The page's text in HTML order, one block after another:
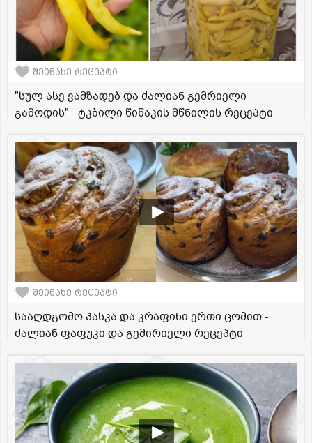
შეინახე რეცეპტი
"სულ ასე ვამზადებ და ძალიან გემრიელი
გამოდის" - ტკბილი წიწაკის მწნილის რეცეპტი
შეინახე რეცეპტი
სააღდგომო პასკა და კრაფინი ერთი ცომით -
ძალიან ფაფუკი და გემირიელი რეცეპტი